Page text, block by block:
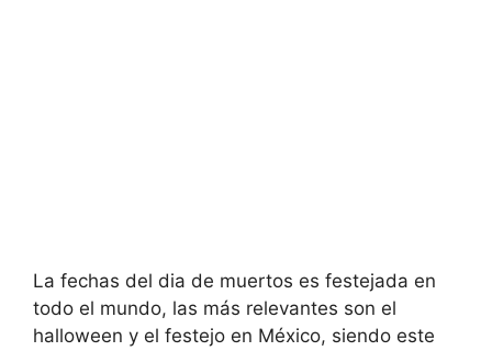
La fechas del dia de muertos es festejada en
todo el mundo, las más relevantes son el
halloween y el festejo en México, siendo este